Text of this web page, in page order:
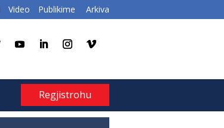
Video Publikime Arkiva
Regjistrohu